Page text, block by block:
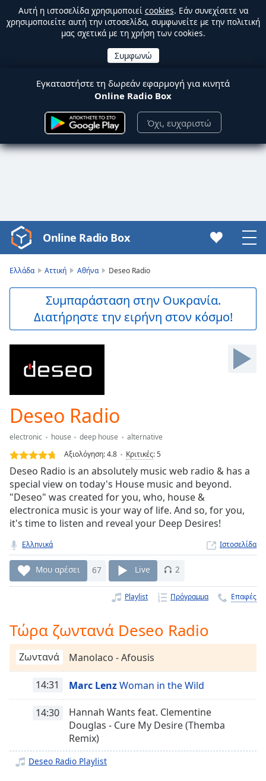
Αυτή η ιστοσελίδα χρησιμοποιεί cookies. Εάν συνεχίσετε να
χρησιμοποιείτε αυτή την ιστοσελίδα, συμφωνείτε με την πολιτική
μας σχετικά με τη χρήση των cookies.
Εγκαταστήστε τη δωρεάν εφαρμογή για κινητά
Online Radio Box
Όχι, ευχαριστώ
Video
Player
Skip
Forward
Loaded:
0.00%
Stream
TypeLIVE
Seek to
currently
behind
Remaining
Time-
Chapters
Chapters
Descriptions
descriptions
Subtitles
Online Radio Box
Ελλάδα Αττική Αθήνα Deseo Radio
Συμπαράσταση στην Ουκρανία.
Διατήρηστε την ειρήνη στον κόσμο!
Deseo Radio
electronic house deep house
alternative
Αξιολόγηση:4.8 Κριτικές:5
Deseo Radio is an absolutely music web radio & has a
special view on today's House music and beyond.
"Deseo" was created for you, who, house &
electronica music is your way of life. And so, for you,
it's time to listen and reveal your Deep Desires!
Ελληνικά Ιστοσελίδα
Μου αρέσει 67 Live 2
Playlist Πρόγραμμα Επαφές
Τώρα ζωντανά Deseo Radio
Ζωντανά Manolaco - Afousis
14:31 Marc LenzWoman in the Wild
14:30
Hannah Wants feat. Clementine
Douglas - Cure My Desire (Themba
Remix)
Deseo Radio Playlist